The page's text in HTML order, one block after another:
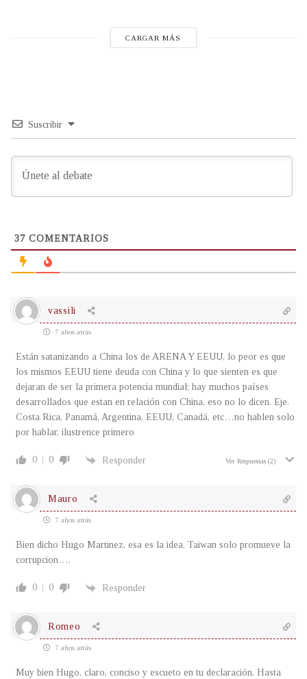
CARGAR MÁS
Suscribir
37 COMENTARIOS
vassili
7 años atrás
Están satanizando a China los de ARENA Y EEUU, lo peor es que
los mismos EEUU tiene deuda con China y lo que sienten es que
dejaran de ser la primera potencia mundial; hay muchos países
desarrollados que estan en relación con China, eso no lo dicen. Eje.
Costa Rica, Panamá, Argentina, EEUU, Canadá, etc…no hablen solo
por hablar, ilustrence primero
0 0 Responder Ver Respuestas (2)
Mauro
7 años atrás
Bien dicho Hugo Martinez, esa es la idea, Taiwan solo promueve la
corrupcion….
0 0 Responder
Romeo
7 años atrás
Muy bien Hugo, claro, conciso y escueto en tu declaración. Hasta